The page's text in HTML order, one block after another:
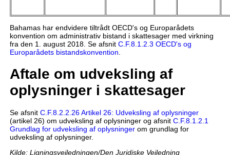
Bahamas har endvidere tiltrådt OECD's og Europarådets
konvention om administrativ bistand i skattesager med virkning
fra den 1. august 2018. Se afsnit C.F.8.1.2.3 OECD's og
Europarådets bistandskonvention
Aftale om udveksling af
oplysninger i skattesager
Se afsnit C.F.8.2.2.26 Artikel 26: Udveksling af oplysninger
(artikel 26) om udveksling af oplysninger og afsnit C.F.8.1.2.1
Grundlag for udveksling af oplysningerom grundlag for
udveksling af oplysninger.
Kilde: Ligningsvejledningen/Den Juridiske Vejledning